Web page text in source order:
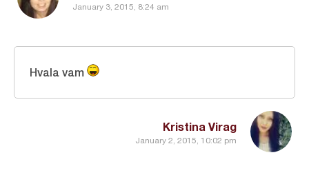
January 3, 2015, 8:24 am
Kristina Virag
January 2, 2015, 10:02 pm
Hvala vam